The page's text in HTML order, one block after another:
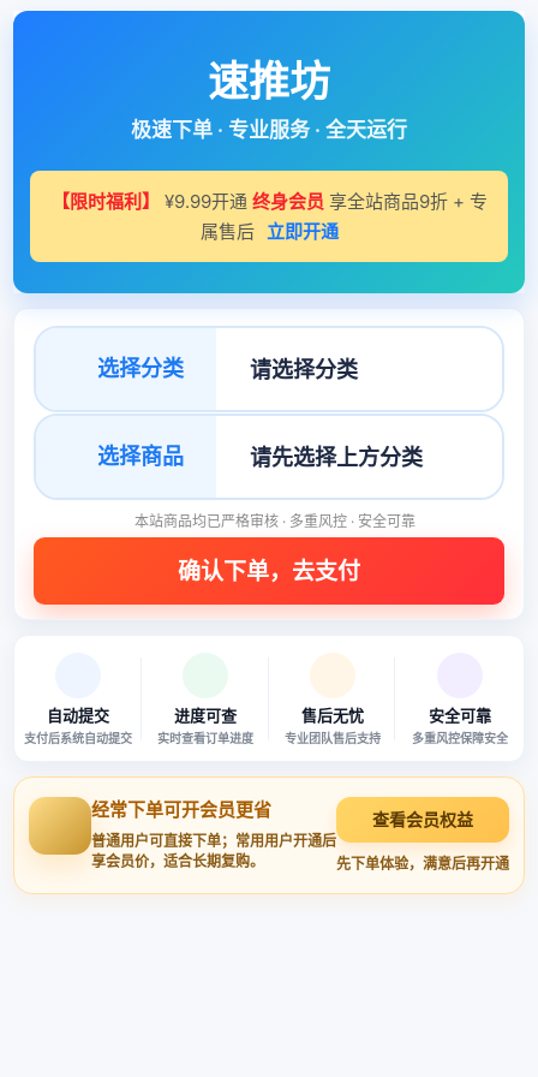
速推坊
极速下单 · 专业服务 · 全天运行
【限时福利】 ¥9.99开通 终身会员 享全站商品9折 + 专
属售后 立即开通
选择分类
选择商品
本站商品均已严格审核 · 多重风控 · 安全可靠
自动提交
支付后系统自动提交
进度可查
实时查看订单进度
售后无忧
专业团队售后支持
安全可靠
多重风控保障安全
经常下单可开会员更省
普通用户可直接下单；常用用户开通后
享会员价，适合长期复购。
查看会员权益
先下单体验，满意后再开通